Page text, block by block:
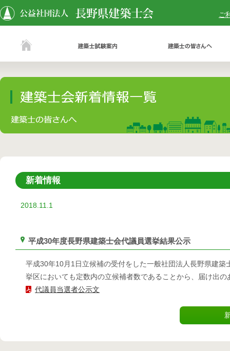
ご
新着情報
2018.11.1
平成30年度長野県建築士会代議員選挙結果公示
平成30年10月1日立候補の受付をした一般社団法人長野県建
挙区においても定数内の立候補者数であることから、届け出
代議員当選者公示文